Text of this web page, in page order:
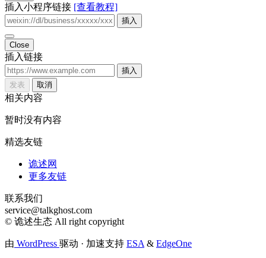
插入小程序链接 [查看教程]
插入
Close
插入链接
插入
发表
取消
相关内容
暂时没有内容
精选友链
诡述网
更多友链
联系我们
service@talkghost.com
© 诡述生态 All right copyright
由 WordPress 驱动 · 加速支持 ESA & EdgeOne